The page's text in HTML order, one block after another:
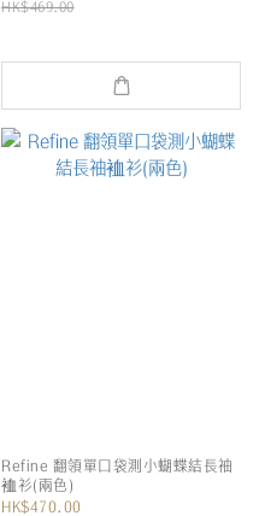
HK$469.00
Refine 翻領單口袋測小蝴蝶結長袖
裇衫(兩色)
HK$470.00